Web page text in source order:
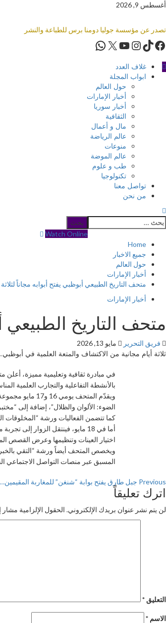
أغسطس 9, 2026
تصدر عن مؤسسة جوليا دومنا برس للطباعة والنشر
غلاف العدد
ابواب المجلة
حول العالم
أخبار الإمارات
أخبار سوريا
الثقافية
مال و أعمال
عالم الرياضة
منوعات
عالم الموضة
طب و علوم
تكنولوجيا
تواصل معنا
من نحن
Watch Online
Home
جميع الاخبار
حول العالم
أخبار الإمارات
متحف التاريخ الطبيعي أبوظبي يفتح أبوابه مجاناً
أخبار الإمارات
متحف التاريخ الطبيعي
فريق التحرير مايو 13, 2026
ثلاثة أيام مجانية من الاكتشاف والمتعة العلمية في
بالأنشطة التفاعلية والتجارب العلمية
ويقدّم
الضوء: الألوان والظلال”، إضافة إلى
كما تتضمن الفعاليات ورشة “المخلوقات
أما في 18 مايو، فينتقل
اختيار العينات وتنظيمها وعرض القصص
ويخصص المتحف أيضاً ورشة “التقي
المسبق عبر منصات التواصل الاجتماعي
Previous جبل طارق يفتح بوابة “شنغن” للمغاربة
اترك تعليقاً
لن يتم نشر عنوان بريدك الإلكتروني. الحقول الإلزامية مشار
التعليق *
الاسم *